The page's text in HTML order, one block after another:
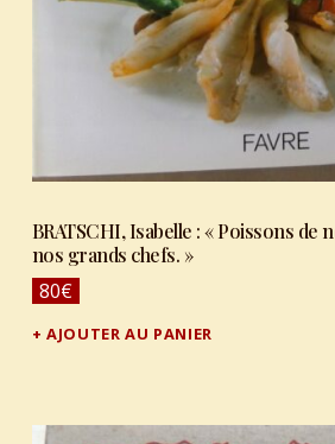
BRATSCHI, Isabelle : « Poissons de
nos grands chefs. »
80€
AJOUTER AU PANIER